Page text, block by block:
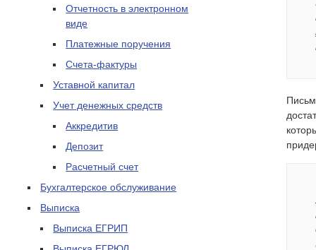
Отчетность в электронном
виде
Платежные поручения
Счета-фактуры
Уставной капитал
Учет денежных средств
Аккредитив
Депозит
Расчетный счет
Бухгалтерское обслуживание
Выписка
Выписка ЕГРИП